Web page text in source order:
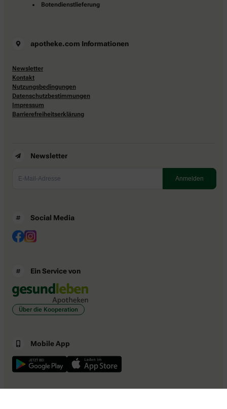
Botendienstlieferung
apotheke.com Informationen
Newsletter
Kontakt
Nutzungsbedingungen
Datenschutzbestimmungen
Impressum
Barrierefreiheitserklärung
Newsletter
Social Media
Ein Service von
Über die Kooperation
Mobile App